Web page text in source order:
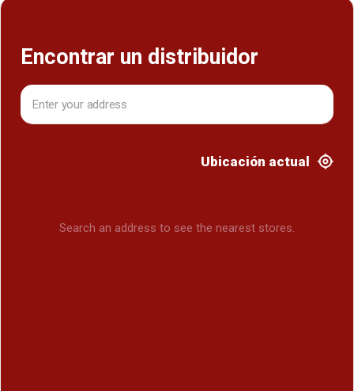
Encontrar un distribuidor
Ubicación actual
Search an address to see the nearest stores.